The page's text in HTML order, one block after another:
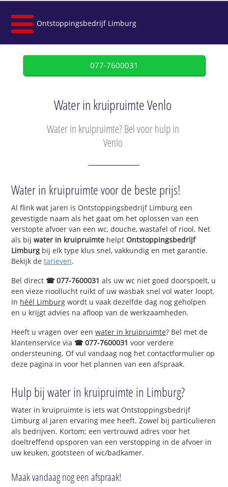
Ontstoppingsbedrijf Limburg
077-7600031
Water in kruipruimte Venlo
Water in kruipruimte? Bel voor hulp in
Venlo
Water in kruipruimte voor de beste prijs!
Al flink wat jaren is Ontstoppingsbedrijf Limburg een
gevestigde naam als het gaat om het oplossen van een
verstopte afvoer van een wc, douche, wastafel of riool. Net
als bijwater in kruipruimte helptOntstoppingsbedrijf
Limburg bij elk type klus snel, vakkundig en met garantie.
Bekijk detarieven.
Bel direct ☎ 077-7600031 als uw wc niet goed doorspoelt, u
een vieze rioollucht ruikt of uw wasbak snel vol water loopt.
In héél Limburg wordt u vaak dezelfde dag nog geholpen
en u krijgt advies na afloop van de werkzaamheden.
Heeft u vragen over eenwater in kruipruimte? Bel met de
klantenservice via ☎ 077-7600031 voor verdere
ondersteuning. Of vul vandaag nog het contactformulier op
deze pagina in voor het plannen van een afspraak.
Hulp bij water in kruipruimte in Limburg?
Water in kruipruimte is iets wat Ontstoppingsbedrijf
Limburg al jaren ervaring mee heeft. Zowel bij particulieren
als bedrijven. Kortom; een vertrouwd adres voor het
doeltreffend opsporen van een verstopping in de afvoer in
uw keuken, gootsteen of wc/badkamer.
Maak vandaag nog een afspraak!